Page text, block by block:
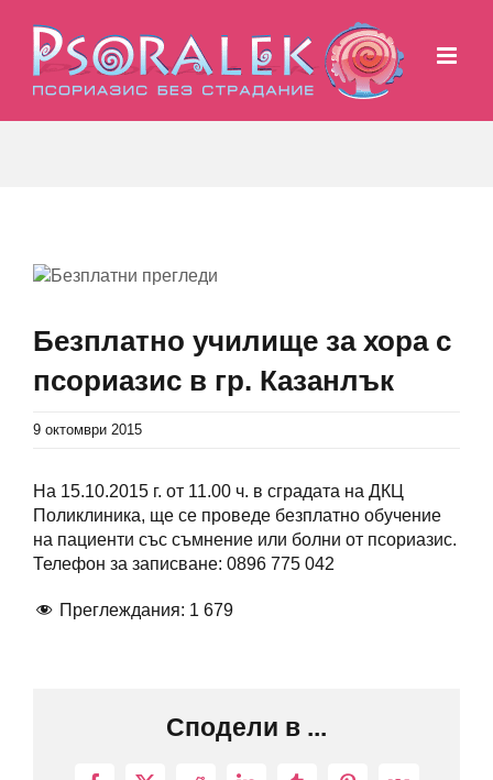
content
View
Безплатно училище за хора с
псориазис в гр. Казанлък
9 октомври 2015
На 15.10.2015 г. от 11.00 ч. в сградата на ДКЦ
Поликлиника, ще се проведе безплатно обучение
на пациенти със съмнение или болни от псориазис.
Телефон за записване: 0896 775 042
Преглеждания: 1 679
Сподели в ...